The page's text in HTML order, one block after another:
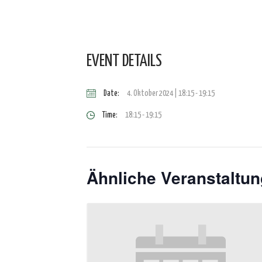
EVENT DETAILS
Date: 4. Oktober 2024 | 18:15-19:15
Time: 18:15 - 19:15
Ähnliche